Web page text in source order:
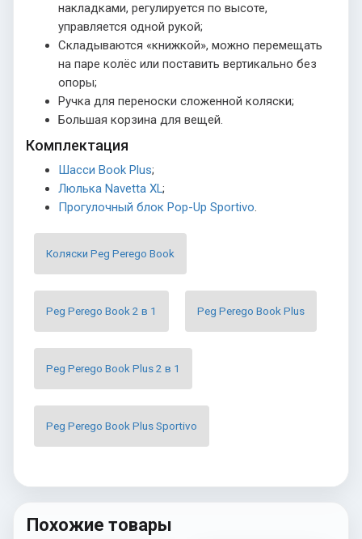
накладками, регулируется по высоте,
управляется одной рукой;
Складываются «книжкой», можно перемещать
на паре колёс или поставить вертикально без
опоры;
Ручка для переноски сложенной коляски;
Большая корзина для вещей.
Комплектация
Шасси Book Plus;
Люлька Navetta XL;
Прогулочный блок Pop-Up Sportivo.
Коляски Peg Perego Book
Peg Perego Book 2 в 1 Peg Perego Book Plus
Peg Perego Book Plus 2 в 1
Peg Perego Book Plus Sportivo
Похожие товары